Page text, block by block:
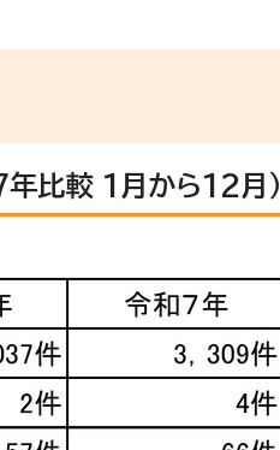
年比較 1月から12月）